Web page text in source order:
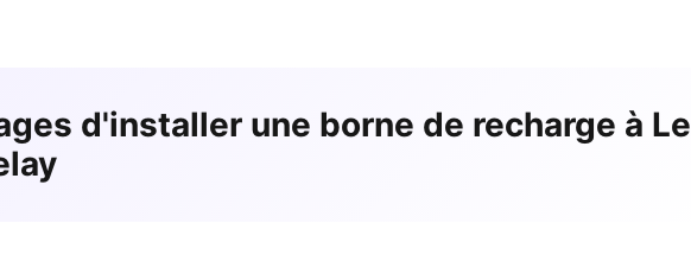
d'installer une borne de recharge à Le